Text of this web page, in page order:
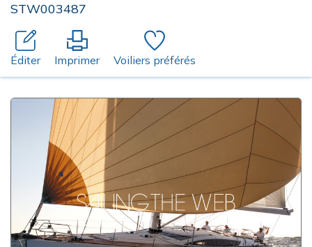
STW003487
Éditer Imprimer Voiliers préférés